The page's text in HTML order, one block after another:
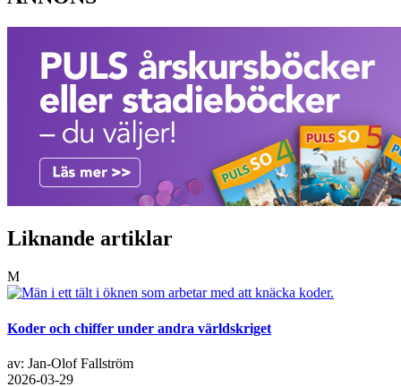
Liknande artiklar
M
Koder och chiffer under andra världskriget
av: Jan-Olof Fallström
2026-03-29